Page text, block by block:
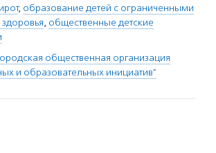
, образование детей с ограниченными
, общественные детские
общественная организация
и образовательных инициатив"